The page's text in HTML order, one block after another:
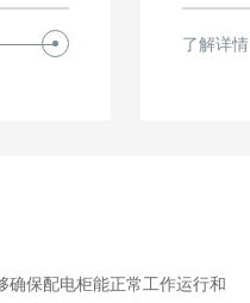
了解详情
确保配电柜能正常工作运行和